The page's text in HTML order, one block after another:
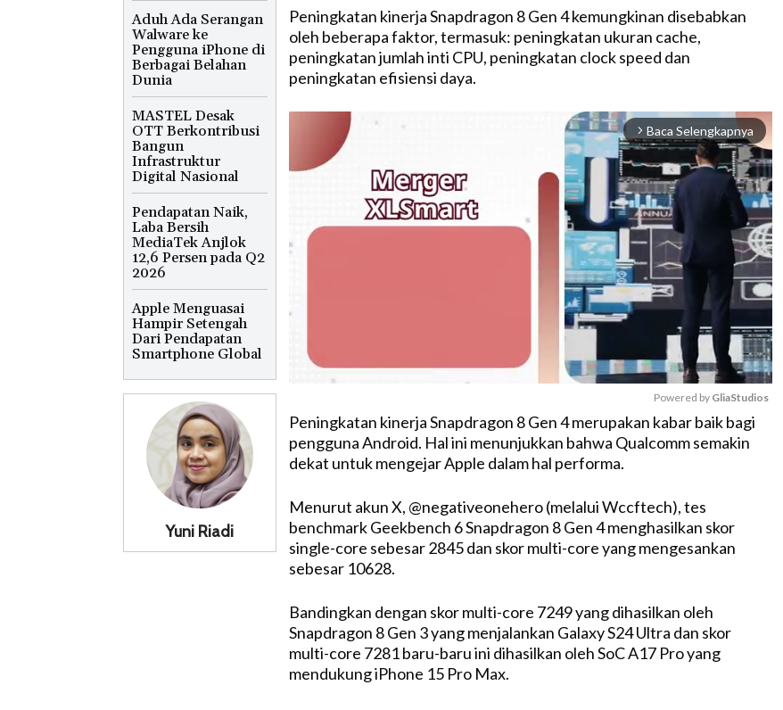
Aduh Ada Serangan
Walware ke
Pengguna iPhone di
Berbagai Belahan
Dunia
MASTEL Desak
OTT Berkontribusi
Bangun
Infrastruktur
Digital Nasional
Pendapatan Naik,
Laba Bersih
MediaTek Anjlok
12,6 Persen pada Q2
2026
Apple Menguasai
Hampir Setengah
Dari Pendapatan
Smartphone Global
Yuni Riadi
Peningkatan kinerja Snapdragon 8 Gen 4 kemungkinan disebabkan
oleh beberapa faktor, termasuk: peningkatan ukuran cache,
peningkatan jumlah inti CPU, peningkatan clock speed dan
peningkatan efisiensi daya.
arrow_forward_ios Baca Selengkapnya
M
Powered by GliaStudios
Peningkatan kinerja Snapdragon 8 Gen 4 merupakan kabar baik bagi
pengguna Android. Hal ini menunjukkan bahwa Qualcomm semakin
dekat untuk mengejar Apple dalam hal performa.
Menurut akun X, @negativeonehero (melalui Wccftech), tes
benchmark Geekbench 6 Snapdragon 8 Gen 4 menghasilkan skor
single-core sebesar 2845 dan skor multi-core yang mengesankan
sebesar 10628.
Bandingkan dengan skor multi-core 7249 yang dihasilkan oleh
Snapdragon 8 Gen 3 yang menjalankan Galaxy S24 Ultra dan skor
multi-core 7281 baru-baru ini dihasilkan oleh SoC A17 Pro yang
mendukung iPhone 15 Pro Max.